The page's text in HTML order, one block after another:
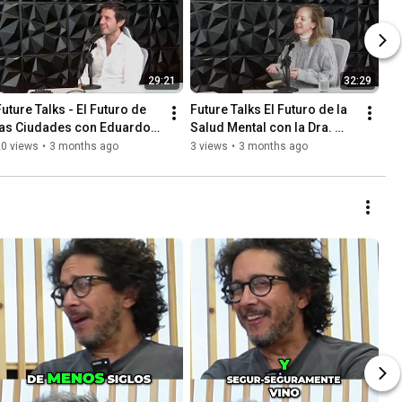
29:21
Talks - El Futuro de
las Ciudades con Eduardo
views • 3 months ago
32:29
Future Talks El Futuro de la
Salud Mental con la Dra.
María Roca
3 views • 3 months ago